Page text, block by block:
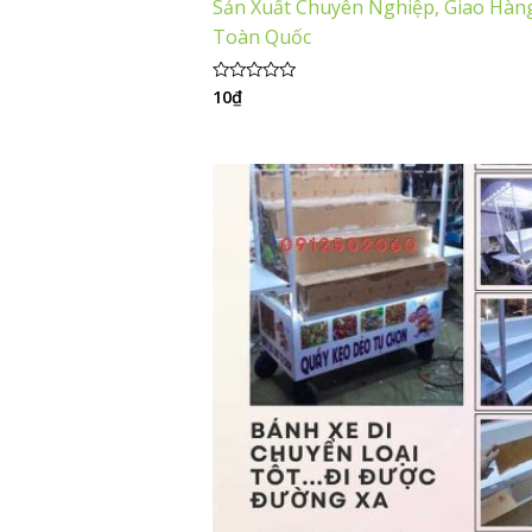
Sản Xuất Chuyên Nghiệp, Giao
Toàn Quốc
Được
xếp
10₫